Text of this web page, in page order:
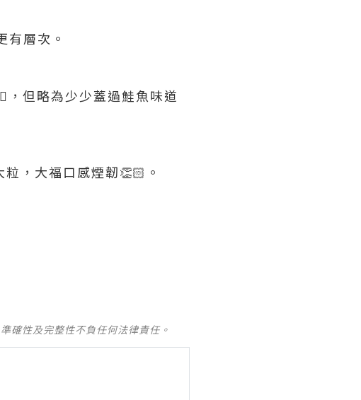
層次。
，但略為少少蓋過鮭魚味道
，大福口感煙韌👏🏻。
確性及完整性不負任何法律責任。